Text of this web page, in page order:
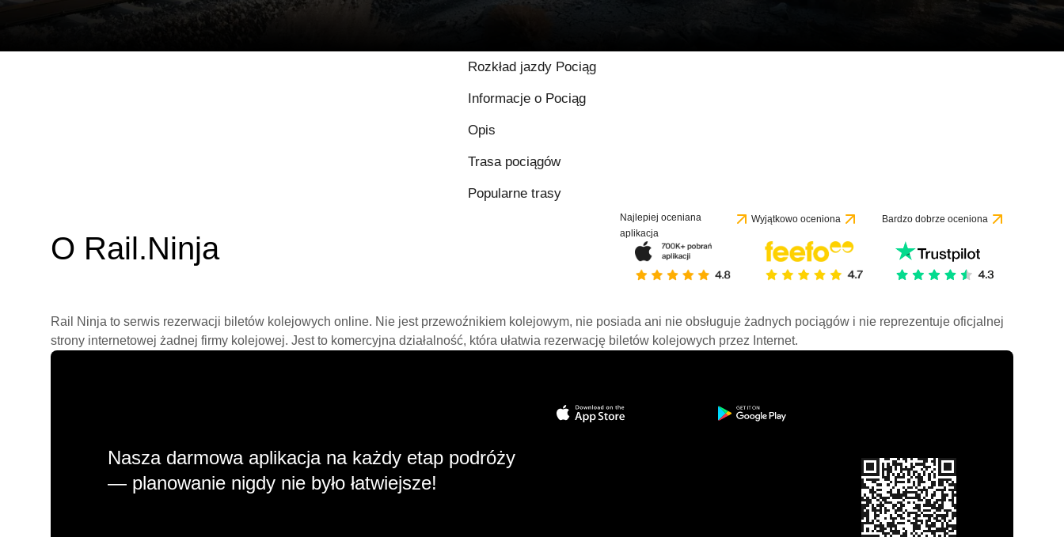
Rozkład jazdy Pociąg
Informacje o Pociąg
Opis
Trasa pociągów
Popularne trasy
O Rail.Ninja
Najlepiej oceniana
aplikacja
Wyjątkowo oceniona Bardzo dobrze oceniona
Rail Ninja to serwis rezerwacji biletów kolejowych online. Nie jest przewoźnikiem kolejowym, nie posiada ani nie obsługuje żadnych pociągów i nie reprezentuje oficjalnej
strony internetowej żadnej firmy kolejowej. Jest to komercyjna działalność, która ułatwia rezerwację biletów kolejowych przez Internet.
Nasza darmowa aplikacja na każdy etap podróży
— planowanie nigdy nie było łatwiejsze!